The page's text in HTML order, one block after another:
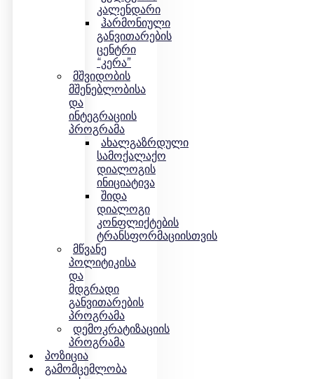
კალენდარი
ჰარმონიული
განვითარების
ცენტრი
“კერა”
მშვიდობის
მშენებლობისა
და
ინტეგრაციის
პროგრამა
ახალგაზრდული
სამოქალაქო
დიალოგის
ინიციატივა
შიდა
დიალოგი
კონფლიქტების
ტრანსფორმაციისთვის
მწვანე
პოლიტიკისა
და
მდგრადი
განვითარების
პროგრამა
დემოკრატიზაციის
პროგრამა
Პოზიცია
Გამომცემლობა